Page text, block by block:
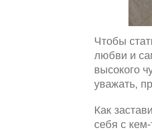
Чтобы
любви и
высокого
уважать,
Как
себя с